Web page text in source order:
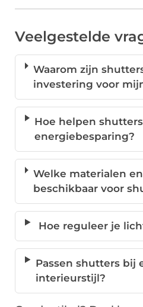
Veelgestelde
Waarom zijn
investering voor
Hoe helpen
energiebesparing?
Welke materialen
beschikbaar voor
Hoe reguleer je
Passen shutters bij
interieurstijl?